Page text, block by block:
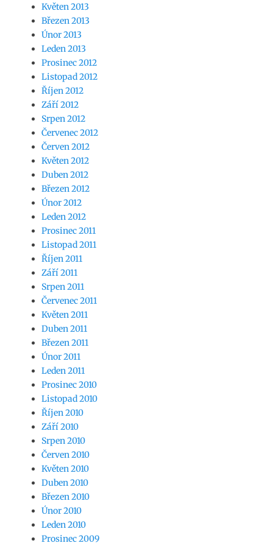
Květen 2013
Březen 2013
Únor 2013
Leden 2013
Prosinec 2012
Listopad 2012
Říjen 2012
Září 2012
Srpen 2012
Červenec 2012
Červen 2012
Květen 2012
Duben 2012
Březen 2012
Únor 2012
Leden 2012
Prosinec 2011
Listopad 2011
Říjen 2011
Září 2011
Srpen 2011
Červenec 2011
Květen 2011
Duben 2011
Březen 2011
Únor 2011
Leden 2011
Prosinec 2010
Listopad 2010
Říjen 2010
Září 2010
Srpen 2010
Červen 2010
Květen 2010
Duben 2010
Březen 2010
Únor 2010
Leden 2010
Prosinec 2009